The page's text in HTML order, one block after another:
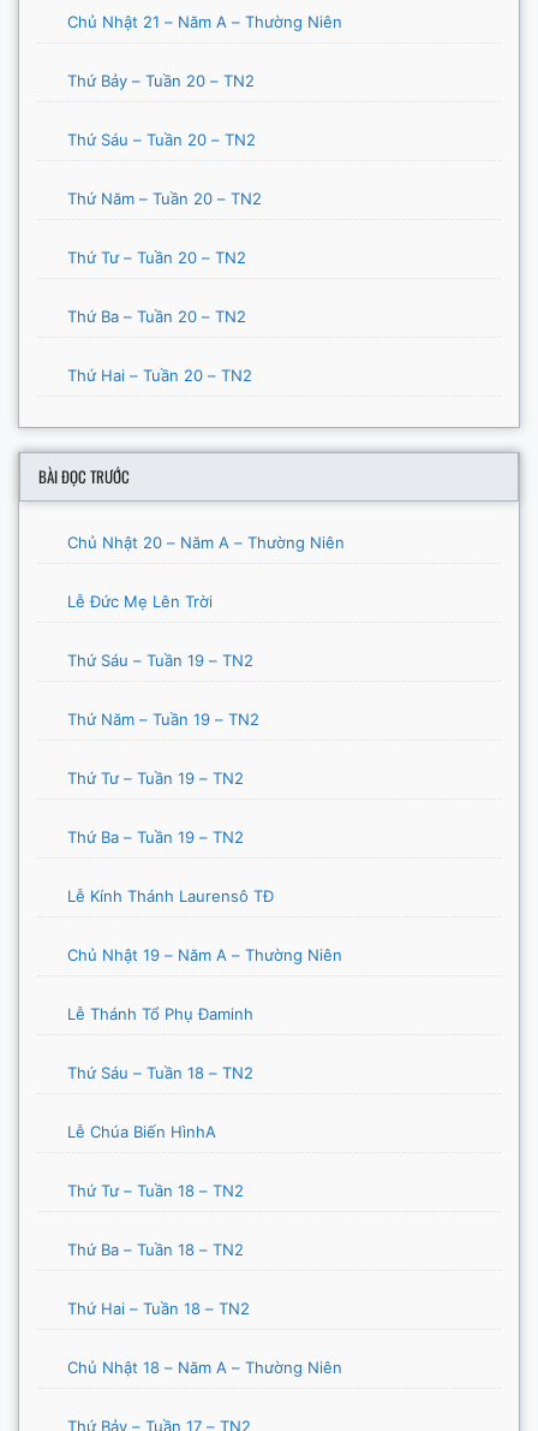
Chủ Nhật 21 – Năm A – Thường Niên
Thứ Bảy – Tuần 20 – TN2
Thứ Sáu – Tuần 20 – TN2
Thứ Năm – Tuần 20 – TN2
Thứ Tư – Tuần 20 – TN2
Thứ Ba – Tuần 20 – TN2
Thứ Hai – Tuần 20 – TN2
BÀI ĐỌC TRƯỚC
Chủ Nhật 20 – Năm A – Thường Niên
Lễ Đức Mẹ Lên Trời
Thứ Sáu – Tuần 19 – TN2
Thứ Năm – Tuần 19 – TN2
Thứ Tư – Tuần 19 – TN2
Thứ Ba – Tuần 19 – TN2
Lễ Kính Thánh Laurensô TĐ
Chủ Nhật 19 – Năm A – Thường Niên
Lễ Thánh Tổ Phụ Đaminh
Thứ Sáu – Tuần 18 – TN2
Lễ Chúa Biến HìnhA
Thứ Tư – Tuần 18 – TN2
Thứ Ba – Tuần 18 – TN2
Thứ Hai – Tuần 18 – TN2
Chủ Nhật 18 – Năm A – Thường Niên
Thứ Bảy – Tuần 17 – TN2